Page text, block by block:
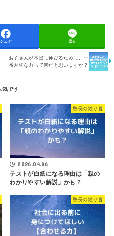
シェア 送る
お子さんが本当に伸びるために、一
番大切な力って何だと思いますか？
塾長の独り言
2026.04.06
テストが白紙になる理由は「親の
わかりやすい解説」かも？
塾長の独り言